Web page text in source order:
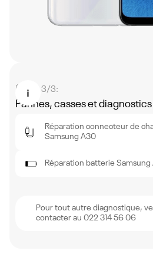
Étape 3/3:
Pannes, casses et diagnostics
Réparation connecteur de
Samsung A30
Réparation batterie Samsung
Pour tout autre diagnostique,
contacter au 022 314 56 06